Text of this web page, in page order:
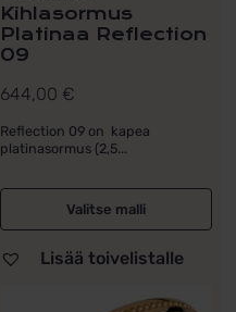
Kihlasormus
Platinaa Reflection
09
644,00 €
Reflection 09 on kapea
platinasormus (2,5...
Valitse malli
Lisää toivelistalle